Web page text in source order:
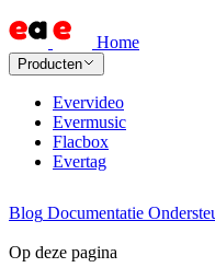
Home
Producten
Evervideo
Evermusic
Flacbox
Evertag
Blog Documentatie
Op deze pagina